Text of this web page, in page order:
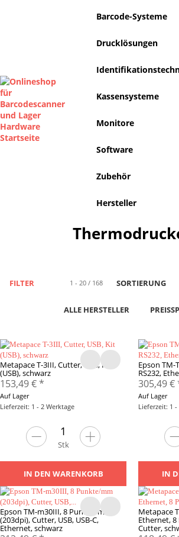
Barcode-Systeme
Drucklösungen
Kassensysteme
Monitore
Software
Zubehör
Hersteller
FILTER 1 - 20 / 168 SORTIERUNG
ALLE HERSTELLER
Metapace T-3III, Cutter, USB, Kit
(USB), schwarz
153,49 €*
Auf Lager
Lieferzeit: 1 - 2 Werktage
Stk
IN DEN WARENKORB
Epson TM-
RS232,
305,49 €
Auf Lager
Lieferzeit: 1
IN
Epson TM-m30III, 8 Punkte/mm
(203dpi), Cutter, USB, USB-C,
Ethernet, schwarz
Metapace
Ethernet,
Cutter,